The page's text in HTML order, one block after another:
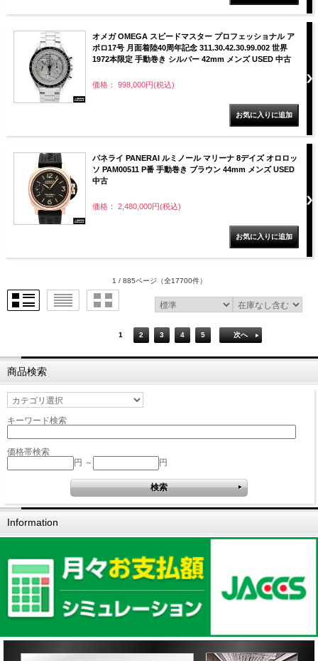
オメガ OMEGA スピードマスター プロフェッショナル ア
ポロ17号 月面着陸40周年記念 311.30.42.30.99.002 世界
1972本限定 手動巻き シルバー 42mm メンズ USED 中古
価格： 998,000円(税込)
パネライ PANERAI ルミノール マリーナ 8デイズ オロロッ
ソ PAM00511 P番 手動巻き ブラウン 44mm メンズ USED
中古
価格： 2,480,000円(税込)
1 / 885ページ （全17700件）
1 2 3 4 5 次へ
商品検索
キーワード検索
価格帯検索
円 ～
円
Information